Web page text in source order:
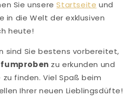
Sie unsereStartseite und
in die Welt der exklusiven
heute!
sind Sie bestens vorbereitet,
zu erkunden und
finden. Viel Spaß beim
Ihrer neuen Lieblingsdüfte!